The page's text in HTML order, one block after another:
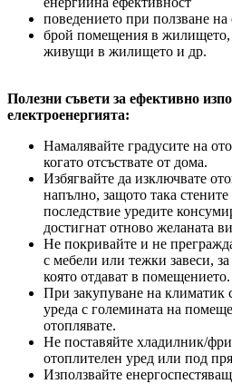
поведението при ползване на
брой помещения в жилището,
живущи в жилището и др.
Полезни съвети за ефективно
електроенергията:
Намалявайте градусите на
когато отсъствате от дома.
Избягвайте да изключвате
напълно, защото така
последствие уредите
достигнат отново желаната
Не покривайте и не
с мебели или тежки завеси,
която отдават в помещението.
При закупуване на климатик
уреда с големината на
отоплявате.
Не поставяйте хладилник/
отоплителен уред или под
Използвайте